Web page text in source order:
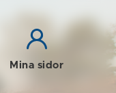
Mina sidor